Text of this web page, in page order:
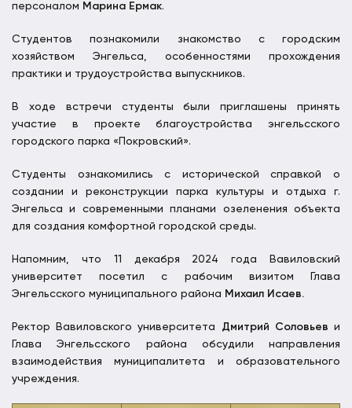
персоналом Марина Ермак.
Студентов познакомили знакомство с городским
хозяйством Энгельса, особенностями прохождения
практики и трудоустройства выпускников.
В ходе встречи студенты были приглашены принять
участие в проекте благоустройства энгельсского
городского парка «Покровский».
Студенты ознакомились с исторической справкой о
создании и реконструкции парка культуры и отдыха г.
Энгельса и современными планами озеленения объекта
для создания комфортной городской среды.
Напомним, что 11 декабря 2024 года Вавиловский
университет посетил с рабочим визитом Глава
Энгельсского муниципального района Михаил Исаев.
Ректор Вавиловского университета Дмитрий Соловьев и
Глава Энгельсского района обсудили направления
взаимодействия муниципалитета и образовательного
учреждения.